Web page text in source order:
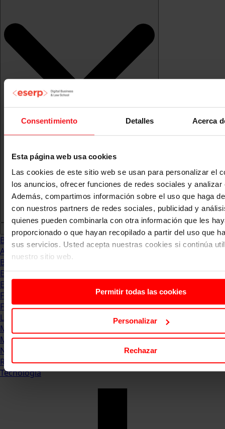
Consentimiento Detalles Acerca
Esta página web usa cookies
Las cookies de este sitio web se usan para personalizar el
los anuncios, ofrecer funciones de redes sociales y analizar
Además, compartimos información sobre el uso que haga
con nuestros partners de redes sociales, publicidad y
quienes pueden combinarla con otra información que les
proporcionado o que hayan recopilado a partir del uso que
sus servicios. Usted acepta nuestras cookies si continúa
nuestro sitio web.
Permitir todas las cookies
Personalizar
Rechazar
Blog
Abogacia
Business
Empleo & Emprendimiento
Empresas
Finanzas
Formación & Estudios
Luxury
Management
Marketing & Comunicación
Negocios
Recursos Humanos
Tecnología